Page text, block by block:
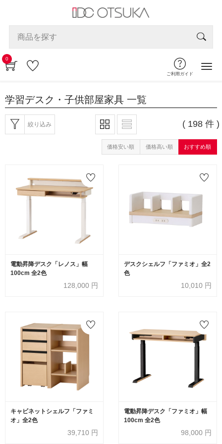
0
ご利用ガイド
学習デスク・子供部屋家具 一覧
絞り込み ( 198 件 )
価格安い順 価格高い順 おすすめ順
電動昇降デスク「レノス」幅
100cm 全2色
128,000 円
デスクシェルフ「ファミオ」全2
色
10,010 円
キャビネットシェルフ「ファミ
オ」全2色
39,710 円
電動昇降デスク「ファミオ」幅
100cm 全2色
98,000 円